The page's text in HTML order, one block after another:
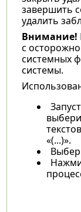
завершить
удалить
Внимание!
с
системных
системы.
«(...)».